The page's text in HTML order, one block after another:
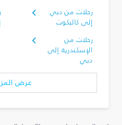
رحلات من دبي
إلى كاليكوت
رحلات من
الإسكندرية إلى
دبي
عرض